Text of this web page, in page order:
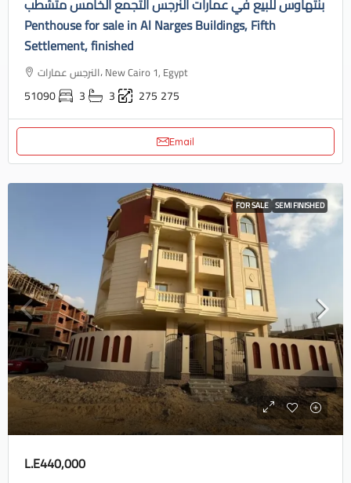
بنتهاوس للبيع في عمارات النرجس التجمع الخامس متشطب
Penthouse for sale in Al Narges Buildings, Fifth
Settlement, finished
النرجس عمارات، New Cairo 1, Egypt
51090 3 3 275 275
Email
FOR SALE SEMI FINISHED
L.E440,000